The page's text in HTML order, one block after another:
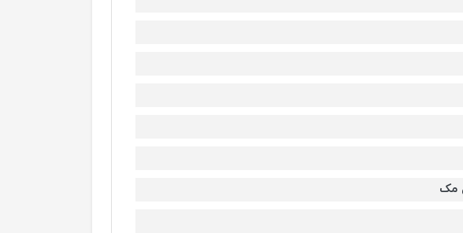
مک